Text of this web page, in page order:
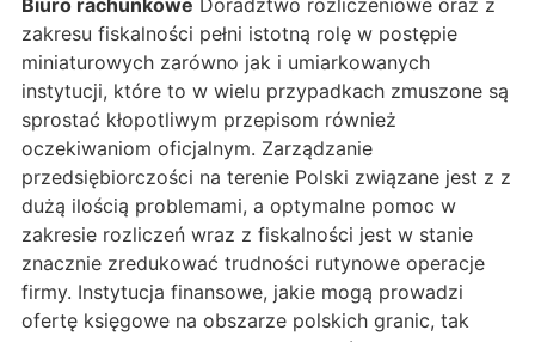
Biuro rachunkowe Doradztwo rozliczeniowe oraz z
zakresu fiskalności pełni istotną rolę w postępie
miniaturowych zarówno jak i umiarkowanych
instytucji, które to w wielu przypadkach zmuszone są
sprostać kłopotliwym przepisom również
oczekiwaniom oficjalnym. Zarządzanie
przedsiębiorczości na terenie Polski związane jest z z
dużą ilością problemami, a optymalne pomoc w
zakresie rozliczeń wraz z fiskalności jest w stanie
znacznie zredukować trudności rutynowe operacje
firmy. Instytucja finansowe, jakie mogą prowadzi
ofertę księgowe na obszarze polskich granic, tak